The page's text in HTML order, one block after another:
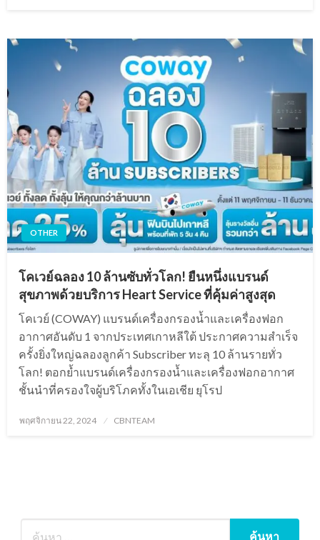
OTHER
โคเวย์ฉลอง 10 ล้านซับทั่วโลก! ยืนหนึ่งแบรนด์
สุขภาพด้วยบริการ Heart Service ที่คุ้มค่าสูงสุด
โคเวย์ (COWAY) แบรนด์เครื่องกรองน้ำและเครื่องฟอก
อากาศอันดับ 1 จากประเทศเกาหลีใต้ ประกาศความสำเร็จ
ครั้งยิ่งใหญ่ฉลองลูกค้า Subscriber ทะลุ 10 ล้านรายทั่ว
โลก! ตอกย้ำแบรนด์เครื่องกรองน้ำและเครื่องฟอกอากาศ
ชั้นนำที่ครองใจผู้บริโภคทั้งในเอเชีย ยุโรป
Posted
พฤศจิกายน 22, 2024 CBNTEAM